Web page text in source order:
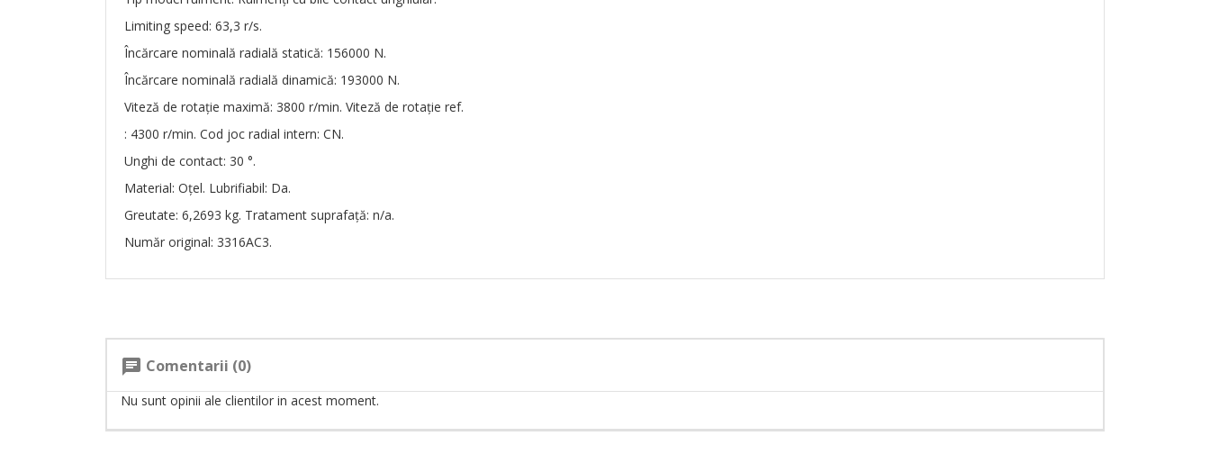
Limiting speed: 63,3 r/s.
Încărcare nominală radială statică: 156000 N.
Încărcare nominală radială dinamică: 193000 N.
Viteză de rotație maximă: 3800 r/min. Viteză de rotație ref.
: 4300 r/min. Cod joc radial intern: CN.
Unghi de contact: 30 °.
Material: Oțel. Lubrifiabil: Da.
Greutate: 6,2693 kg. Tratament suprafață: n/a.
Număr original: 3316AC3.
chat Comentarii (0)
Nu sunt opinii ale clientilor in acest moment.